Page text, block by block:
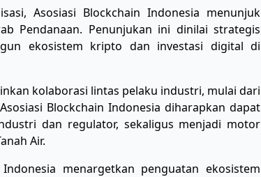
Asosiasi Blockchain Indonesia menunjuk
Pendanaan. Penunjukan ini dinilai strategis
ekosistem kripto dan investasi digital di
kolaborasi lintas pelaku industri, mulai dari
Blockchain Indonesia diharapkan dapat
dan regulator, sekaligus menjadi motor
Air.
menargetkan penguatan ekosistem